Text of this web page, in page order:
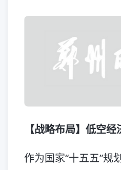
【战略布局】低空
作为国家“十五五”规